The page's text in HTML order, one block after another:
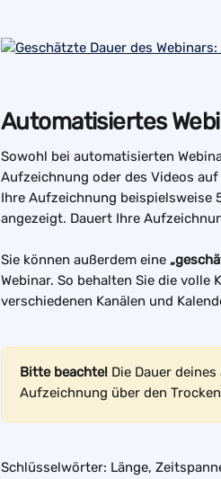
Automatisiertes
Sowohl bei automatisierten
Aufzeichnung oder des Videos
Ihre Aufzeichnung beispielsweise
angezeigt. Dauert Ihre
Sie können außerdem eine
Webinar. So behalten Sie die volle
verschiedenen Kanälen und
Bitte beachte! Die Dauer
Aufzeichnung über den
Schlüsselwörter: Länge,